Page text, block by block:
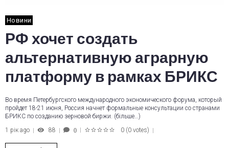
Новини
РФ хочет создать
альтернативную аграрную
платформу в рамках БРИКС
Во время Петербургского международного экономического форума, который
пройдет 18-21 июня, Россия начнет формальные консультации со странами
БРИКС по созданию зерновой биржи. (більше…)
1 рік ago
88 0 0 (0 votes)